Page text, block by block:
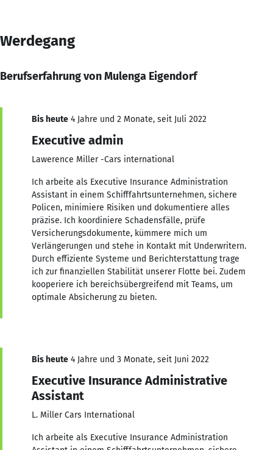
Werdegang
Berufserfahrung von Mulenga Eigendorf
Bis heute 4 Jahre und 2 Monate, seit Juli 2022
Executive admin
Lawerence Miller -Cars international
Ich arbeite als Executive Insurance Administration
Assistant in einem Schifffahrtsunternehmen, sichere
Policen, minimiere Risiken und dokumentiere alles
präzise. Ich koordiniere Schadensfälle, prüfe
Versicherungsdokumente, kümmere mich um
Verlängerungen und stehe in Kontakt mit Underwritern.
Durch effiziente Systeme und Berichterstattung trage
ich zur finanziellen Stabilität unserer Flotte bei. Zudem
kooperiere ich bereichsübergreifend mit Teams, um
optimale Absicherung zu bieten.
Bis heute 4 Jahre und 3 Monate, seit Juni 2022
Executive Insurance Administrative
Assistant
L. Miller Cars International
Ich arbeite als Executive Insurance Administration